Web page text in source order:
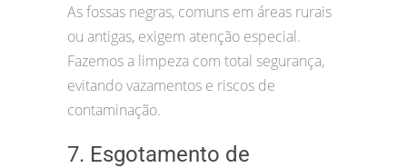
As fossas negras, comuns em áreas rurais
ou antigas, exigem atenção especial.
Fazemos a limpeza com total segurança,
evitando vazamentos e riscos de
contaminação.
7. Esgotamento de